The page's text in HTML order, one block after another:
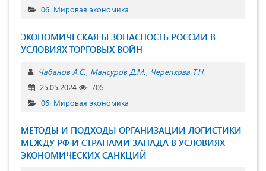
06. Мировая экономика
ЭКОНОМИЧЕСКАЯ БЕЗОПАСНОСТЬ РОССИИ В
УСЛОВИЯХ ТОРГОВЫХ ВОЙН
Чабанов А.С. Мансуров Д.М.
Черепкова Т.Н.
25.05.2024
705
06. Мировая экономика
МЕТОДЫ И ПОДХОДЫ ОРГАНИЗАЦИИ ЛОГИСТИКИ
МЕЖДУ РФ И СТРАНАМИ ЗАПАДА В УСЛОВИЯХ
ЭКОНОМИЧЕСКИХ САНКЦИЙ